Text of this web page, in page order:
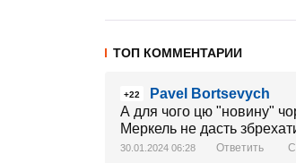
ТОП КОММЕНТАРИИ
+22
Pavel Bortsevych
А для чого цю "новину"
Меркель не дасть
30.01.2024 06:28 Ответить